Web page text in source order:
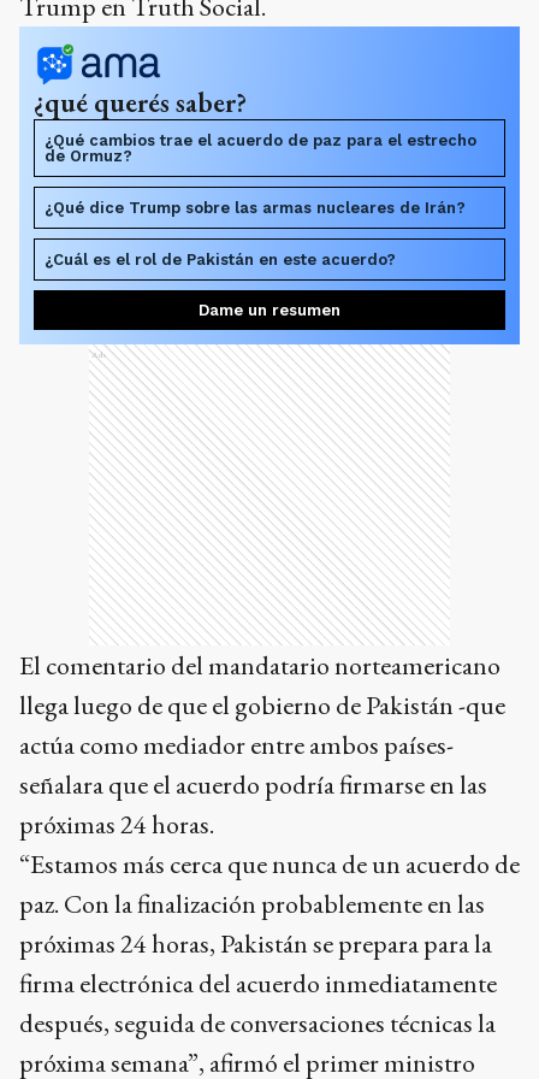
¿qué querés saber?
¿Qué cambios trae el acuerdo de paz para el estrecho
de Ormuz?
¿Qué dice Trump sobre las armas nucleares de Irán?
¿Cuál es el rol de Pakistán en este acuerdo?
Dame un resumen
Ads
El comentario del mandatario norteamericano
llega luego de que el gobierno de Pakistán -que
actúa como mediador entre ambos países-
señalara que el acuerdo podría firmarse en las
próximas 24 horas.
“Estamos más cerca que nunca de un acuerdo de
paz. Con la finalización probablemente en las
próximas 24 horas, Pakistán se prepara para la
firma electrónica del acuerdo inmediatamente
después, seguida de conversaciones técnicas la
próxima semana”, afirmó el primer ministro